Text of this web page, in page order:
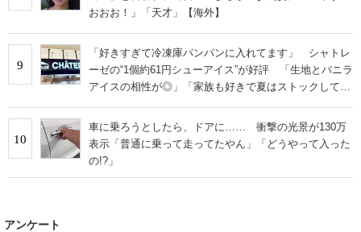
おおお！」「天才」【海外】
9
「好きすぎて冷凍庫パンパンに入れてます」 シャトレ
ーゼの“1個約61円シューアイス”が好評 「生地とバニラ
アイスの相性が◎」「家族も好きで夏はストックして
10
車に乗ろうとしたら、ドアに…… 衝撃の光景が130万
表示「普通に乗って走ってたやん」「どうやって入った
の!?」
アンケート